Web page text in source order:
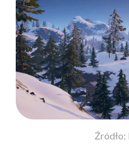
Źródło: